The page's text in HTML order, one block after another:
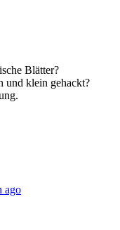
Blätter?
und klein gehackt?
ago